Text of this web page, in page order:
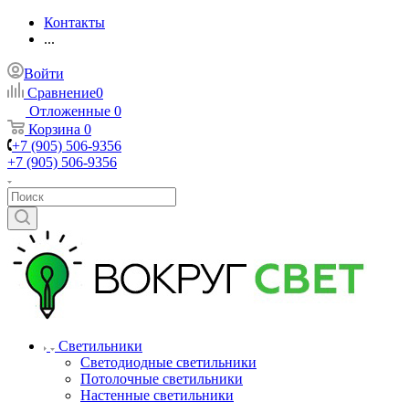
Контакты
...
Войти
Сравнение0
Отложенные 0
Корзина 0
+7 (905) 506-9356
+7 (905) 506-9356
Светильники
Светодиодные светильники
Потолочные светильники
Настенные светильники